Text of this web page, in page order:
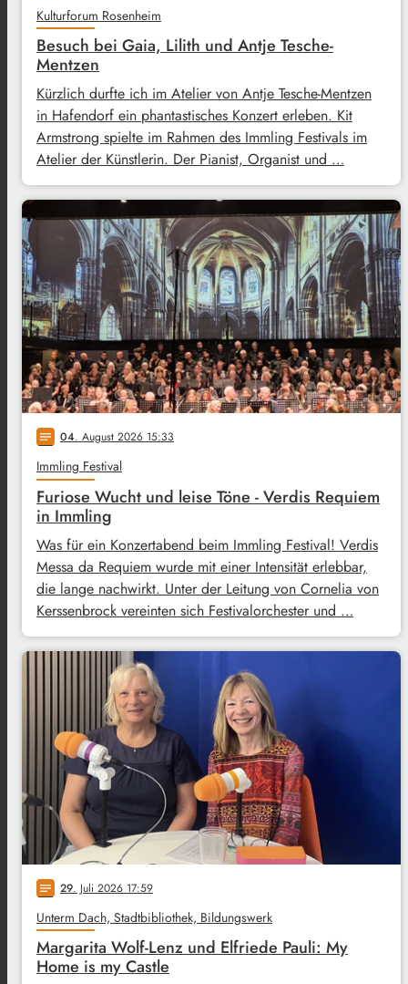
Kulturforum Rosenheim
Besuch bei Gaia, Lilith und Antje Tesche-
Mentzen
Kürzlich durfte ich im Atelier von Antje Tesche-Mentzen
in Hafendorf ein phantastisches Konzert erleben. Kit
Armstrong spielte im Rahmen des Immling Festivals im
Atelier der Künstlerin. Der Pianist, Organist und …
notes 04. August 2026 15:33
Immling Festival
Furiose Wucht und leise Töne - Verdis Requiem
in Immling
Was für ein Konzertabend beim Immling Festival! Verdis
Messa da Requiem wurde mit einer Intensität erlebbar,
die lange nachwirkt. Unter der Leitung von Cornelia von
Kerssenbrock vereinten sich Festivalorchester und …
notes 29. Juli 2026 17:59
Unterm Dach, Stadtbibliothek, Bildungswerk
Margarita Wolf-Lenz und Elfriede Pauli: My
Home is my Castle